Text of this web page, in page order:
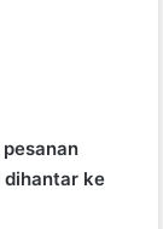
dihantar ke